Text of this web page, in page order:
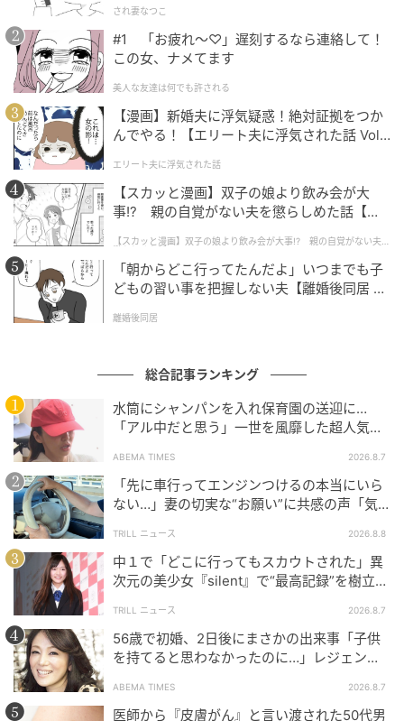
ウーマンエキサイト
ウーマンエキサイト
され妻なつこ
#1 「お疲れ〜♡」遅刻するなら連絡して！
この女、ナメてます
美人な友達は何でも許される
【漫画】新婚夫に浮気疑惑！絶対証拠をつか
んでやる！【エリート夫に浮気された話 Vol.
エリート夫に浮気された話
【スカッと漫画】双子の娘より飲み会が大
事!? 親の自覚がない夫を懲らしめた話【第1
【スカッと漫画】双子の娘より飲み会が大事!? 親の自覚がない夫を
懲らしめた話
「朝からどこ行ってたんだよ」いつまでも子
どもの習い事を把握しない夫【離婚後同居 Vo
離婚後同居
総合記事ランキング
水筒にシャンパンを入れ保育園の送迎に…
「アル中だと思う」一世を風靡した超人気タ
ABEMA TIMES 2026.8.7
「先に車行ってエンジンつけるの本当にいら
ない…」妻の切実な“お願い”に共感の声「気
TRILL ニュース 2026.8.8
中１で「どこに行ってもスカウトされた」異
次元の美少女『silent』で“最高記録”を樹立し
TRILL ニュース 2026.8.7
56歳で初婚、2日後にまさかの出来事「子供
を持てると思わなかったのに…」レジェンド
ABEMA TIMES 2026.8.7
医師から『皮膚がん』と言い渡された50代男